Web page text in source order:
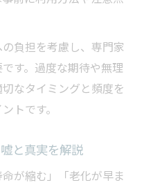
負担を考慮し、専門家
す。過度な期待や無理
なタイミングと頻度を
トです。
と真実を解説
が縮む」「老化が早ま